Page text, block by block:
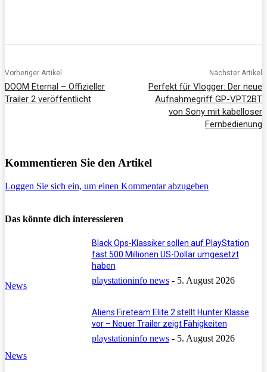
Vorheriger Artikel
DOOM Eternal – Offizieller
Trailer 2 veröffentlicht
Nächster Artikel
Perfekt für Vlogger: Der neue
Aufnahmegriff GP-VPT2BT
von Sony mit kabelloser
Fernbedienung
Kommentieren Sie den Artikel
Loggen Sie sich ein, um einen Kommentar abzugeben
Das könnte dich interessieren
News
Black Ops-Klassiker sollen auf PlayStation
fast 500 Millionen US-Dollar umgesetzt
haben
playstationinfo news - 5. August 2026
News
Aliens Fireteam Elite 2 stellt Hunter Klasse
vor – Neuer Trailer zeigt Fähigkeiten
playstationinfo news - 5. August 2026